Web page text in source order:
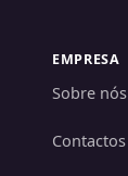
EMPRESA
Sobre nós
Contactos